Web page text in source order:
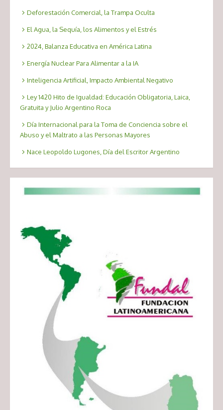
Deforestación Comercial, la Trampa Oculta
El Agua, la Sequía, los Alimentos y el Estrés
2024, Balanza Educativa en América Latina
Energía Nuclear Para Alimentar a la IA
Inteligencia Artificial, Impacto Ambiental Negativo
Ley 1420 Hito de Igualdad: Educación Obligatoria, Laica,
Gratuita y Julio Argentino Roca
Día Internacional para la Toma de Conciencia sobre el
Abuso y el Maltrato a las Personas Mayores
Nace Leopoldo Lugones, Día del Escritor Argentino